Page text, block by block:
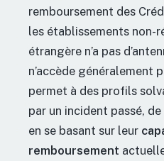
remboursement des
les établissements non-
étrangère n’a pas
n’accède généralement
permet à des profils
par un incident passé,
en se basant sur leur
remboursement